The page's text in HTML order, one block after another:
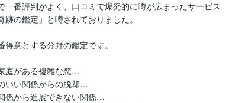
一番評判がよく、口コミで爆発的に噂が広まったサービス
跡の鑑定」と噂されておりました。
得意とする分野の鑑定です。
庭がある複雑な恋…
いい関係からの脱却…
係から進展できない関係…